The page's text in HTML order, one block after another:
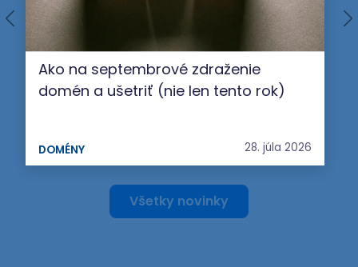
Ako na septembrové zdraženie
domén a ušetriť (nie len tento rok)
DOMÉNY 28. júla 2026
Všetky novinky